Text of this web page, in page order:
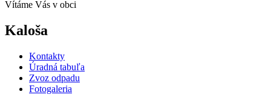
Vítáme Vás v obci
Kaloša
Kontakty
Úradná tabuľa
Zvoz odpadu
Fotogaleria